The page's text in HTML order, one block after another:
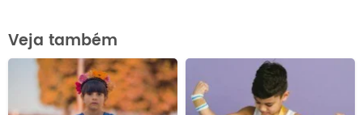
Este conteúdo contém informação incorreta
Este conteúdo não tem a informação que procuro
Outro
Veja também